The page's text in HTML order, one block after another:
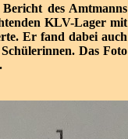
des Amtmanns
KLV-Lager mit
Er fand dabei auch
Das Foto